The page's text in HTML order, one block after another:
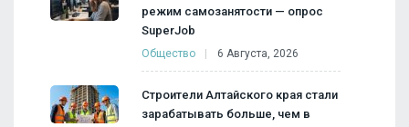
режим самозанятости — опрос
SuperJob
Общество 6 Августа, 2026
Строители Алтайского края стали
зарабатывать больше, чем в